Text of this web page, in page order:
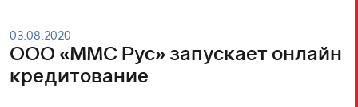
03.08.2020
ООО «ММС Рус» запускает онлайн
кредитование